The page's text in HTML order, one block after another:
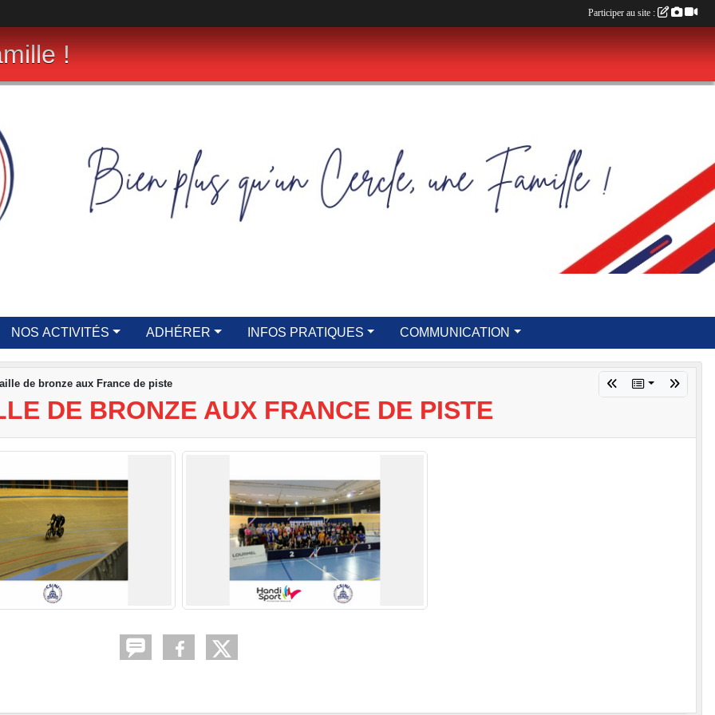
!
NOS ACTIVITÉS ADHÉRER INFOS PRATIQUES COMMUNICATION
de bronze aux France de piste
DE BRONZE AUX FRANCE DE PISTE
Participer au site :